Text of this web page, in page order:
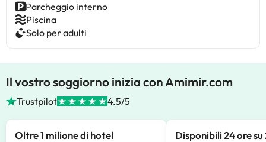
Parcheggio interno
Piscina
Solo per adulti
Il vostro soggiorno inizia con Amimir.com
Trustpilot 4.5/5
Oltre 1 milione di hotel
Disponibili 24 ore su